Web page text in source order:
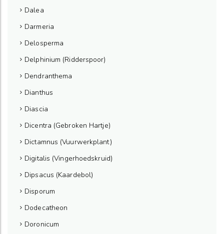
Dalea
Darmeria
Delosperma
Delphinium (Ridderspoor)
Dendranthema
Dianthus
Diascia
Dicentra (Gebroken Hartje)
Dictamnus (Vuurwerkplant)
Digitalis (Vingerhoedskruid)
Dipsacus (Kaardebol)
Disporum
Dodecatheon
Doronicum